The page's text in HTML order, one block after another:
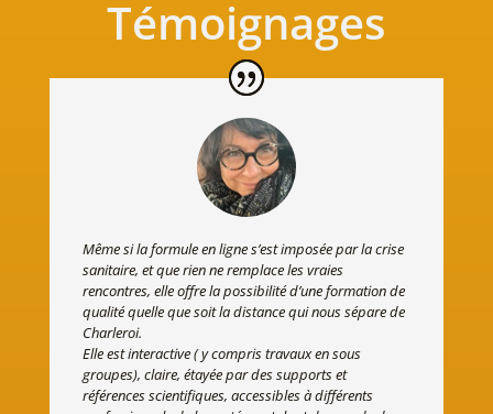
Témoignages
Même si la formule en ligne s’est imposée par la crise
sanitaire, et que rien ne remplace les vraies
rencontres, elle offre la possibilité d’une formation de
qualité quelle que soit la distance qui nous sépare de
Charleroi.
Elle est interactive ( y compris travaux en sous
groupes), claire, étayée par des supports et
références scientifiques, accessibles à différents